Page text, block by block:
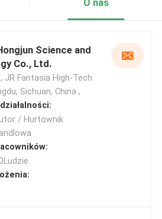
O nas
Science and
Co., Ltd.
JR Fantasia High-Tech
Sichuan, China ,
/ Hurtownik